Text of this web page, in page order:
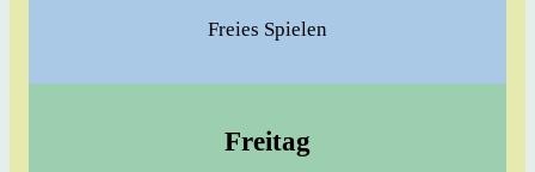
Freies Spielen
Freitag